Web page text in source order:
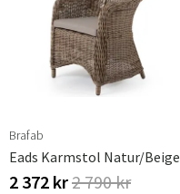
Brafab
Eads Karmstol Natur/beige
2 372 kr2 790 kr